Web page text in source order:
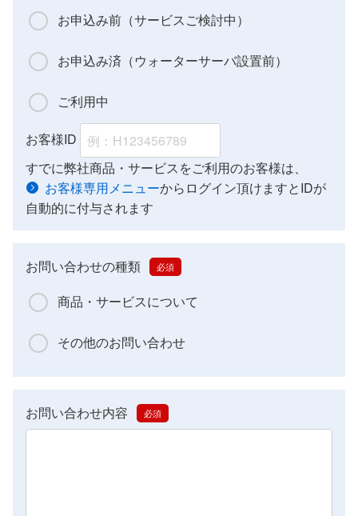
お申込み前（サービスご検討中）
お申込み済（ウォーターサーバ設置前）
ご利用中
お客様ID
すでに弊社商品・サービスをご利用のお客様は、
お客様専用メニューからログイン頂けますとIDが
自動的に付与されます
お問い合わせの種類
商品・サービスについて
その他のお問い合わせ
お問い合わせ内容